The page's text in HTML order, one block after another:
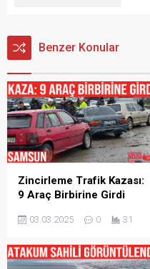
Benzer Konular
Zincirleme Trafik Kazası:
9 Araç Birbirine Girdi
03.03.2025 0 31